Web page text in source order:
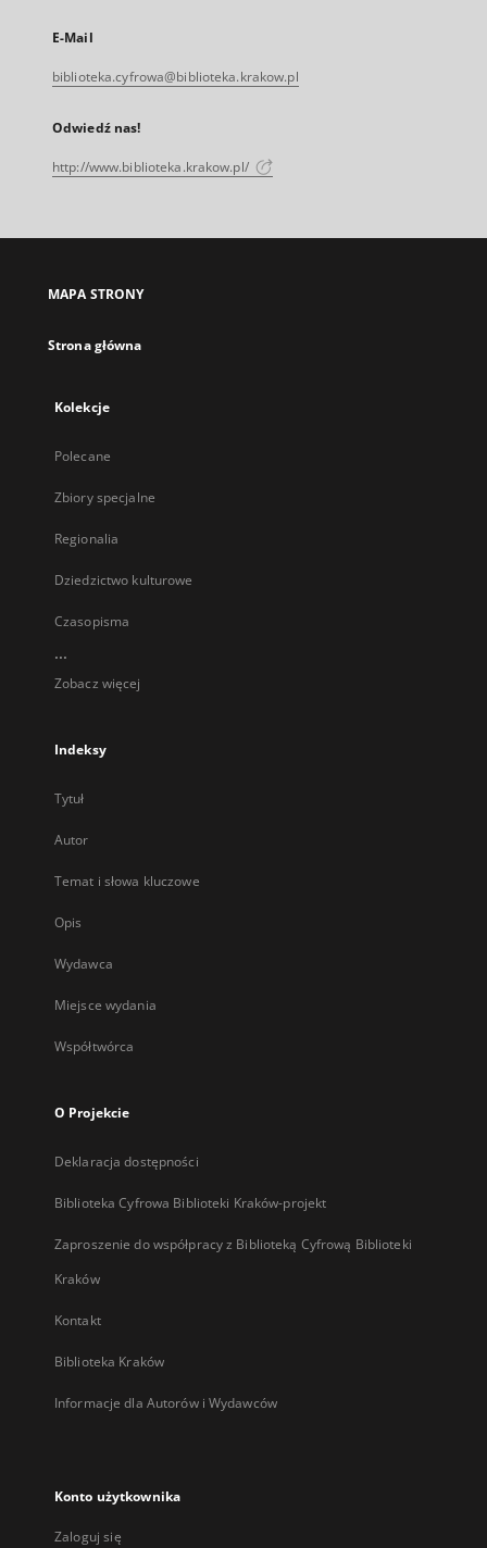
E-Mail
biblioteka.cyfrowa@biblioteka.krakow.pl
Odwiedź nas!
http://www.biblioteka.krakow.pl/
MAPA STRONY
Strona główna
Kolekcje
Polecane
Zbiory specjalne
Regionalia
Dziedzictwo kulturowe
Czasopisma
...
Zobacz więcej
Indeksy
Tytuł
Autor
Temat i słowa kluczowe
Opis
Wydawca
Miejsce wydania
Współtwórca
O Projekcie
Deklaracja dostępności
Biblioteka Cyfrowa Biblioteki Kraków-projekt
Zaproszenie do współpracy z Biblioteką Cyfrową Biblioteki
Kraków
Kontakt
Biblioteka Kraków
Informacje dla Autorów i Wydawców
Konto użytkownika
Zaloguj się